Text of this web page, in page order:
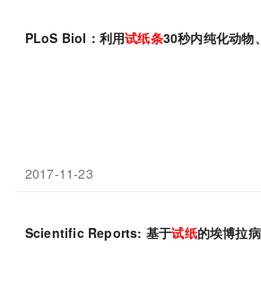
PLoS Biol：利用试纸条30秒内纯化动物
2017-11-23
Scientific Reports: 基于试纸的埃博拉